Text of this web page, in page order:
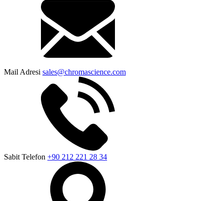
Mail Adresi sales@chromascience.com
Sabit Telefon +90 212 221 28 34